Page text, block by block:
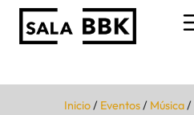
Inicio/ Eventos/ Música/